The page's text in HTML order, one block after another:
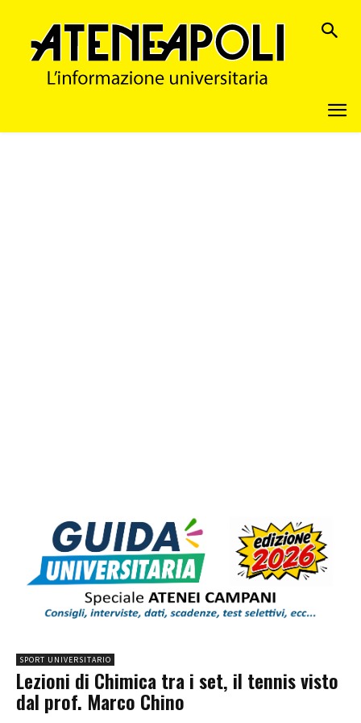
SPORT UNIVERSITARIO
Lezioni di Chimica tra i set, il tennis visto
dal prof. Marco Chino